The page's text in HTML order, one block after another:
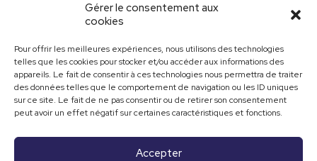
Gérer le consentement aux
cookies
Pour offrir les meilleures expériences, nous utilisons des technologies
telles que les cookies pour stocker et/ou accéder aux informations des
appareils. Le fait de consentir à ces technologies nous permettra de traiter
des données telles que le comportement de navigation ou les ID uniques
sur ce site. Le fait de ne pas consentir ou de retirer son consentement
peut avoir un effet négatif sur certaines caractéristiques et fonctions.
Accepter
03 26 04 74 00